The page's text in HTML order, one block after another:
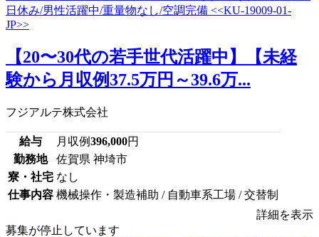
【20〜30代の若手世代活躍中】【未経
験から月収例37.5万円～39.6万...
フジアルテ株式会社
給与 月収例396,000円
勤務地
佐賀県 神埼市
寮・社宅 なし
仕事内容 機械操作・製造補助 / 自動車系工場 / 交替制
詳細を表示
募集が停止しています